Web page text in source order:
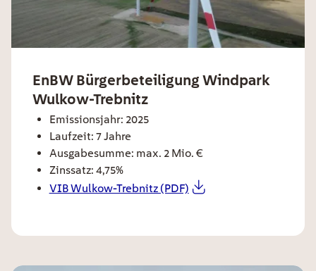
ee card title
EnBW Bürgerbeteiligung Windpark
Wulkow-Trebnitz
ee card text
Emissionsjahr: 2025
Laufzeit: 7 Jahre
Ausgabesumme: max. 2 Mio. €
Zinssatz: 4,75%
VIB Wulkow-Trebnitz (PDF)